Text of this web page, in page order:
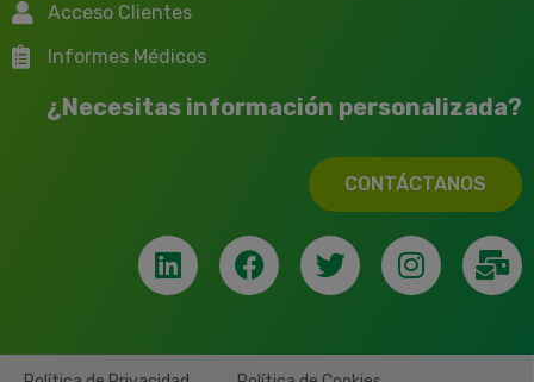
Acceso Clientes
Informes Médicos
¿Necesitas información personalizada?
CONTÁCTANOS